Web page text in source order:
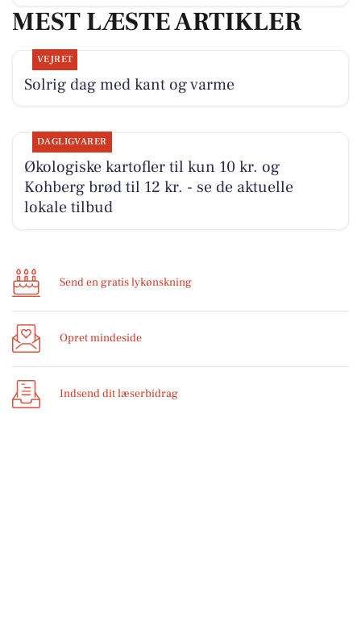
MEST LÆSTE ARTIKLER
VEJRET
Solrig dag med kant og varme
DAGLIGVARER
Økologiske kartofler til kun 10 kr. og
Kohberg brød til 12 kr. - se de aktuelle
lokale tilbud
Send en gratis lykønskning
Opret mindeside
Indsend dit læserbidrag